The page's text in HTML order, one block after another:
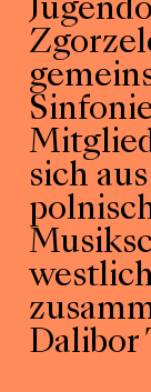
sich
Dalibor